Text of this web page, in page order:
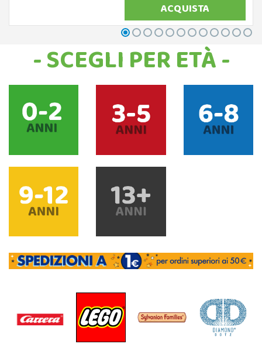
ACQUISTA
- SCEGLI PER ETÀ -